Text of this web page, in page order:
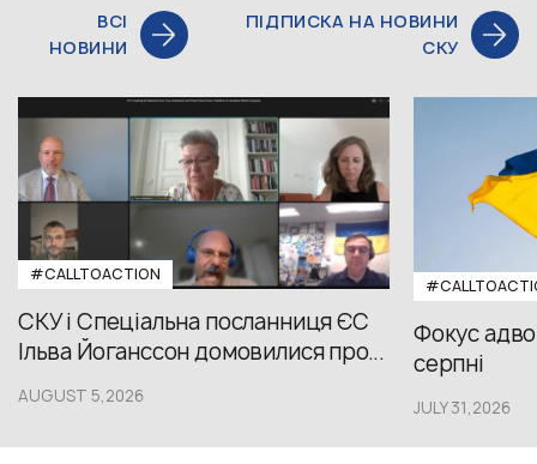
ВСІ
НОВИНИ
ПІДПИСКА НА НОВИНИ
СКУ
#CALLTOACTION
СКУ і Спеціальна посланниця ЄС
Ільва Йоганссон домовилися про...
AUGUST 5,2026
Фокус
серпні
JULY 31,2026